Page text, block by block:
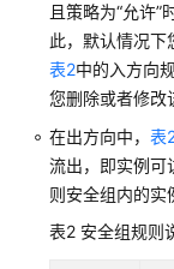
常
见
问
题
视
频
帮
助
且策略为“允许
此，默认情况下
表2中的入方向
您删除或者修改
在出方向中， 表
流出，即实例可
则安全组内的实
表2 安全组规则